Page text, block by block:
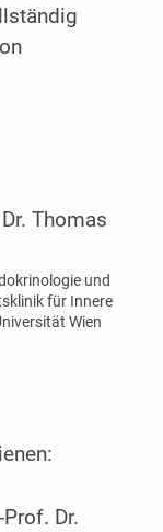
Thomas
und
für Innere
Wien
Dr.